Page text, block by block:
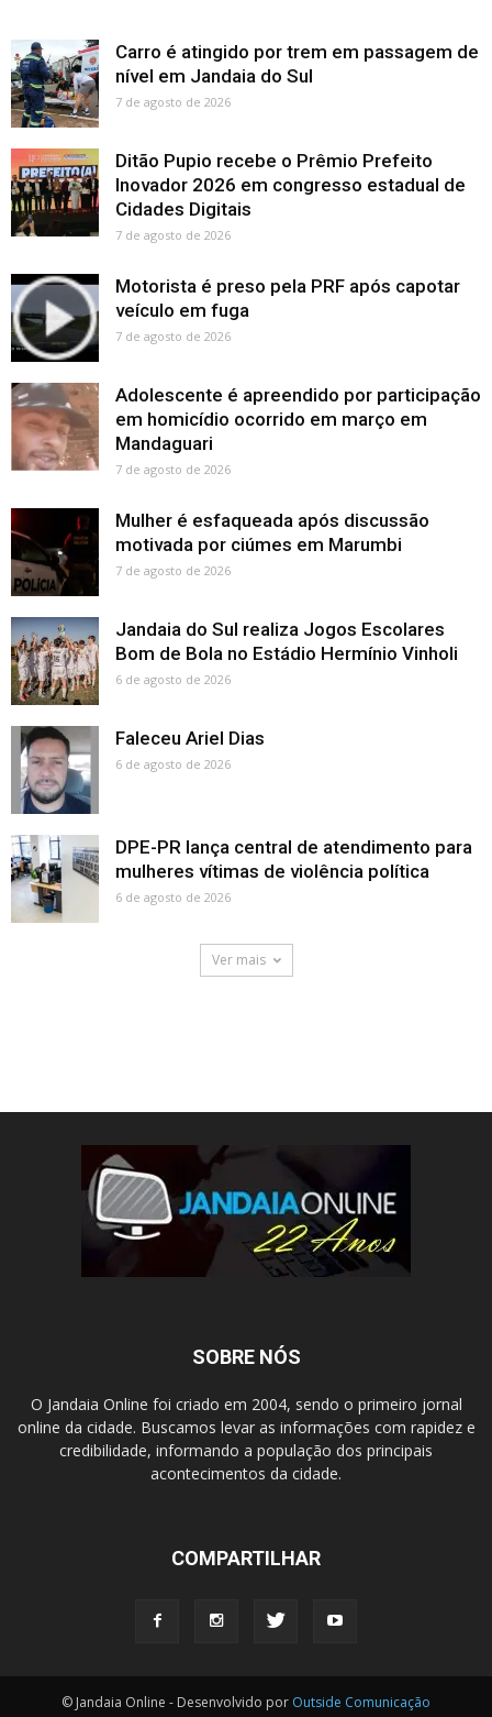
Carro é atingido por trem em passagem de
nível em Jandaia do Sul
7 de agosto de 2026
Ditão Pupio recebe o Prêmio Prefeito
Inovador 2026 em congresso estadual de
Cidades Digitais
7 de agosto de 2026
Motorista é preso pela PRF após capotar
veículo em fuga
7 de agosto de 2026
Adolescente é apreendido por participação
em homicídio ocorrido em março em
Mandaguari
7 de agosto de 2026
Mulher é esfaqueada após discussão
motivada por ciúmes em Marumbi
7 de agosto de 2026
Jandaia do Sul realiza Jogos Escolares
Bom de Bola no Estádio Hermínio Vinholi
6 de agosto de 2026
Faleceu Ariel Dias
6 de agosto de 2026
DPE-PR lança central de atendimento para
mulheres vítimas de violência política
6 de agosto de 2026
Ver mais
SOBRE NÓS
O Jandaia Online foi criado em 2004, sendo o primeiro jornal
online da cidade. Buscamos levar as informações com rapidez e
credibilidade, informando a população dos principais
acontecimentos da cidade.
COMPARTILHAR
© Jandaia Online - Desenvolvido por Outside Comunicação